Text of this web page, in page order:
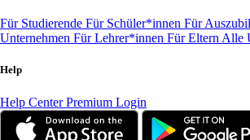
Für Studierende Für Schüler*innen Für
Unternehmen Für Lehrer*innen Für Eltern Alle
Help
Help CenterPremium Login